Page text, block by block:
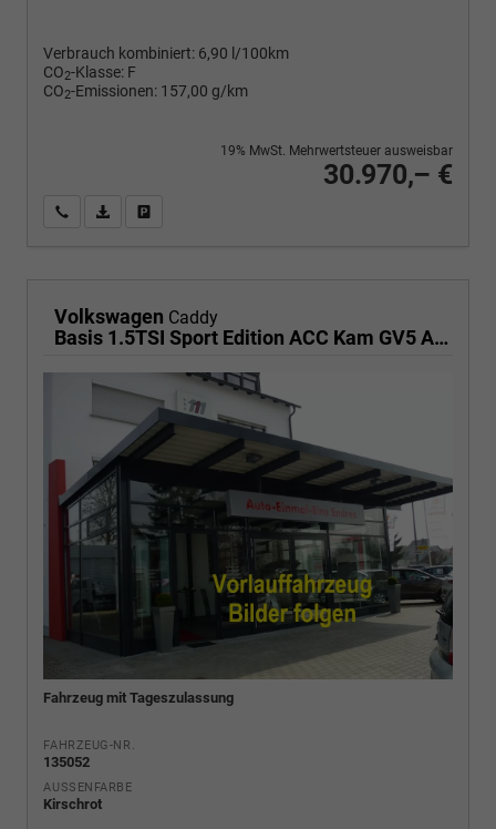
Verbrauch kombiniert: 6,90 l/100km
CO2-Klasse: F
CO2-Emissionen: 157,00 g/km
30.970,– €
19% MwSt. Mehrwertsteuer ausweisbar
Wir rufen Sie anPDF-Fahrzeugexposé drucken
Volkswagen Caddy
Basis 1.5TSI Sport Edition ACC Kam GV5 App
Fahrzeug mit Tageszulassung
FAHRZEUG-NR.
135052
AUSSENFARBE
Kirschrot